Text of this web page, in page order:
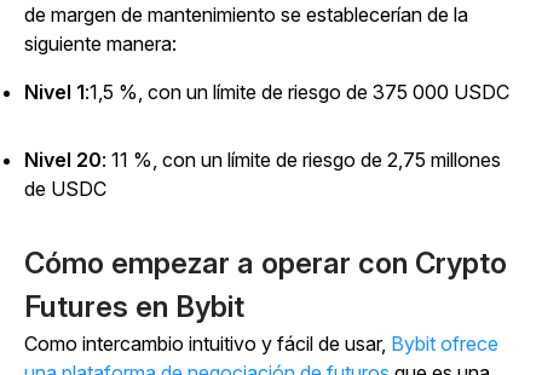
de margen de mantenimiento se establecerían de la
siguiente manera:
Nivel 1:1,5 %, con un límite de riesgo de 375 000 USDC
Nivel 20: 11 %, con un límite de riesgo de 2,75 millones
de USDC
Cómo empezar a operar con Crypto
Futures en Bybit
Como intercambio intuitivo y fácil de usar, Bybit ofrece